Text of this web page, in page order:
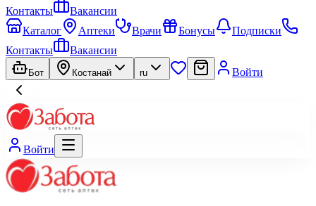
Контакты
Вакансии
Каталог
Аптеки Врачи Бонусы
Подписки
Контакты
Вакансии
Бот Костанай ru Войти
Войти